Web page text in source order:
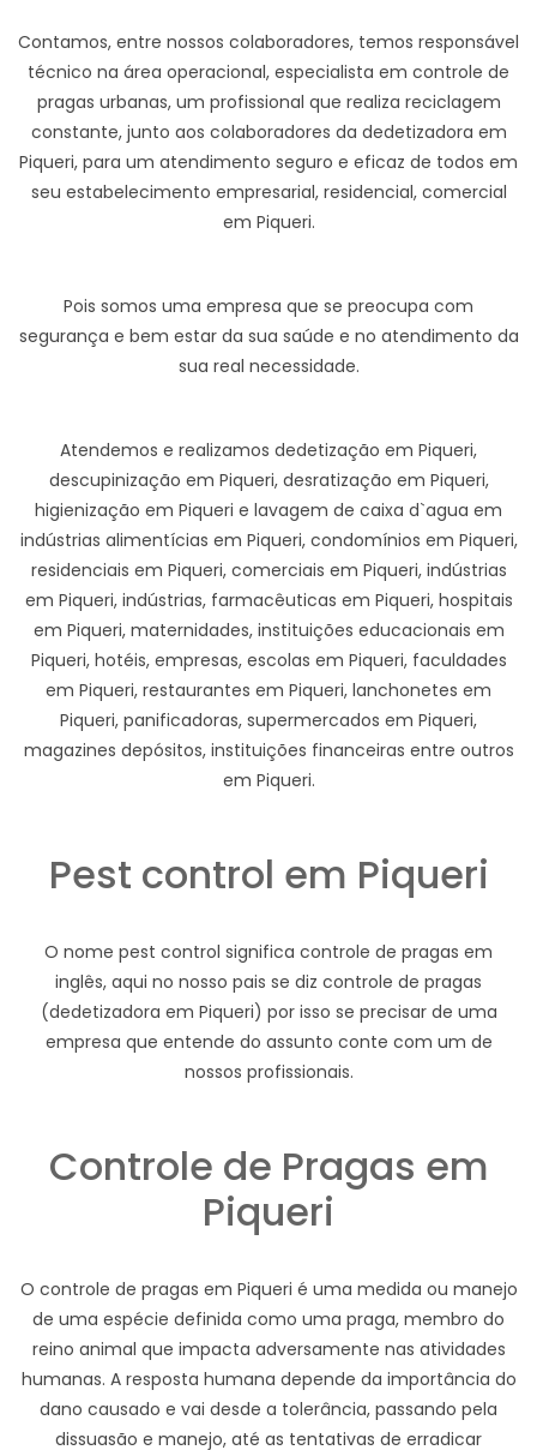
Contamos, entre nossos colaboradores, temos responsável
técnico na área operacional, especialista em controle de
pragas urbanas, um profissional que realiza reciclagem
constante, junto aos colaboradores da dedetizadora em
Piqueri, para um atendimento seguro e eficaz de todos em
seu estabelecimento empresarial, residencial, comercial
em Piqueri.
Pois somos uma empresa que se preocupa com
segurança e bem estar da sua saúde e no atendimento da
sua real necessidade.
Atendemos e realizamos dedetização em Piqueri,
descupinização em Piqueri, desratização em Piqueri,
higienização em Piqueri e lavagem de caixa d`agua em
indústrias alimentícias em Piqueri, condomínios em Piqueri,
residenciais em Piqueri, comerciais em Piqueri, indústrias
em Piqueri, indústrias, farmacêuticas em Piqueri, hospitais
em Piqueri, maternidades, instituições educacionais em
Piqueri, hotéis, empresas, escolas em Piqueri, faculdades
em Piqueri, restaurantes em Piqueri, lanchonetes em
Piqueri, panificadoras, supermercados em Piqueri,
magazines depósitos, instituições financeiras entre outros
em Piqueri.
Pest control em Piqueri
O nome pest control significa controle de pragas em
inglês, aqui no nosso pais se diz controle de pragas
(dedetizadora em Piqueri) por isso se precisar de uma
empresa que entende do assunto conte com um de
nossos profissionais.
Controle de Pragas em
Piqueri
O controle de pragas em Piqueri é uma medida ou manejo
de uma espécie definida como uma praga, membro do
reino animal que impacta adversamente nas atividades
humanas. A resposta humana depende da importância do
dano causado e vai desde a tolerância, passando pela
dissuasão e manejo, até as tentativas de erradicar